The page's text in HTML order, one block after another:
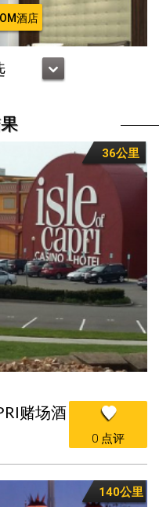
酒店
赌场酒
0 点评
36公里
140公里